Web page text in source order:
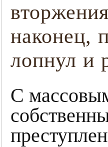
наконец,
лопнул и
С